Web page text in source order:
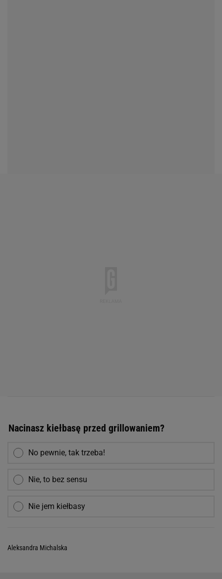
Nacinasz kiełbasę przed grillowaniem?
No pewnie, tak trzeba!
Nie, to bez sensu
Nie jem kiełbasy
Aleksandra Michalska